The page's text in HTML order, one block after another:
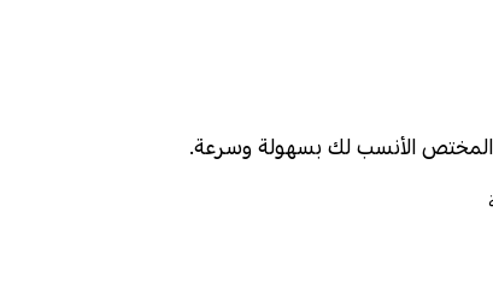
الأنسب لك بسهولة وسرعة.